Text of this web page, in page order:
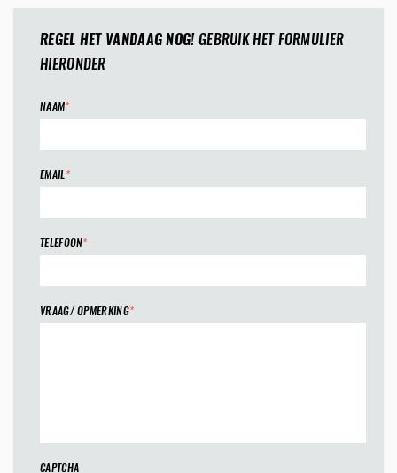
REGEL HET VANDAAG NOG!GEBRUIK HET FORMULIER
HIERONDER
NAAM*
EMAIL*
TELEFOON*
VRAAG/ OPMERKING*
CAPTCHA